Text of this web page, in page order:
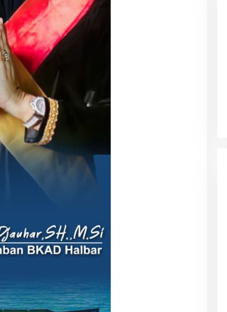
Kolaborasi NHM dan IDI Halut
Hadirkan Layanan Kesehatan bagi
Warga Terdampak Bencana Kao
Barat